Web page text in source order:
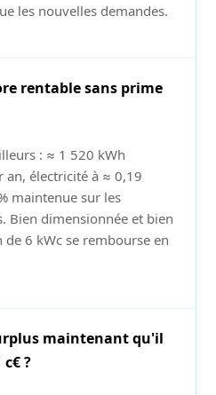
les nouvelles demandes.
rentable sans prime
: ≈ 1 520 kWh
an, électricité à ≈ 0,19
maintenue sur les
Bien dimensionnée et bien
6 kWc se rembourse en
maintenant qu'il
?